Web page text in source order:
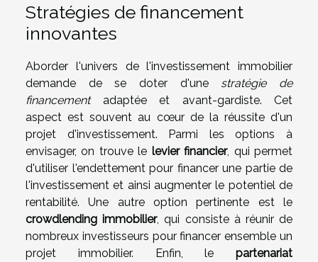
Stratégies de financement
innovantes
Aborder l'univers de l'investissement immobilier
demande de se doter d'une stratégie de
financementadaptée et avant-gardiste. Cet
aspect est souvent au cœur de la réussite d'un
projet d'investissement. Parmi les options à
envisager, on trouve le levier financier, qui permet
d'utiliser l'endettement pour financer une partie de
l'investissement et ainsi augmenter le potentiel de
rentabilité. Une autre option pertinente est le
crowdlending immobilier, qui consiste à réunir de
nombreux investisseurs pour financer ensemble un
projet immobilier. Enfin, le partenariat